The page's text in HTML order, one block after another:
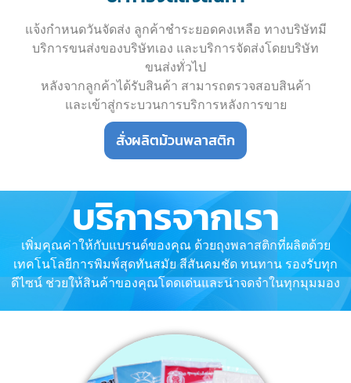
แจ้งกำหนดวันจัดส่ง ลูกค้าชำระยอดคงเหลือ ทางบริษัทมี
บริการขนส่งของบริษัทเอง และบริการจัดส่งโดยบริษัท
ขนส่งทั่วไป
หลังจากลูกค้าได้รับสินค้า สามารถตรวจสอบสินค้า
และเข้าสู่กระบวนการบริการหลังการขาย
สั่งผลิตม้วนพลาสติก
บริการจากเรา
เพิ่มคุณค่าให้กับแบรนด์ของคุณ ด้วยถุงพลาสติกที่ผลิตด้วย
เทคโนโลยีการพิมพ์สุดทันสมัย สีสันคมชัด ทนทาน รองรับทุก
ดีไซน์ ช่วยให้สินค้าของคุณโดดเด่นและน่าจดจำในทุกมุมมอง